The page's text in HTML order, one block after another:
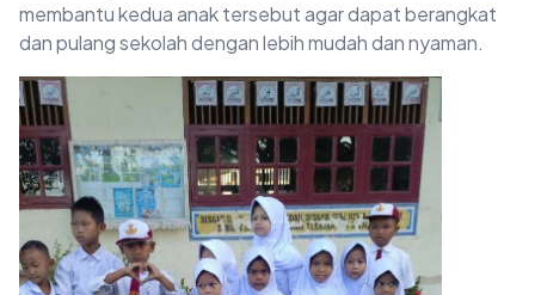
membantu kedua anak tersebut agar dapat berangkat
dan pulang sekolah dengan lebih mudah dan nyaman.